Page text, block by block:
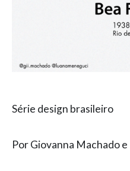
Série design brasileiro
Por Giovanna Machado